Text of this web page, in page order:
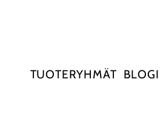
TUOTERYHMÄT BLOGI